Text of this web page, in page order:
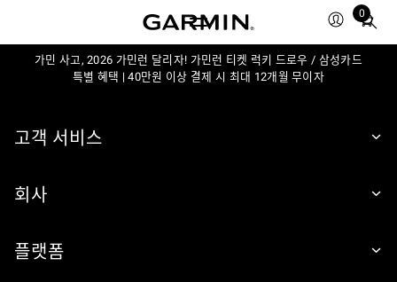
0
Total
items
in
가민 사고, 2026 가민런 달리자! 가민런 티켓 럭키 드로우 / 삼성카드
특별 혜택 | 40만원 이상 결제 시 최대 12개월 무이자
고객 서비스
회사
플랫폼